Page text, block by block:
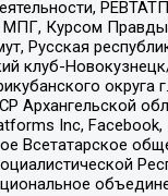
Курсом Правды
Русская
клуб-
Архангельской
Inc,
Всетатарское